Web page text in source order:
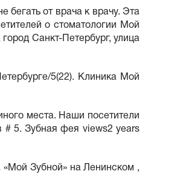
бегать от врача к врачу. Эта
о стоматологии Мой
Санкт-Петербург, улица
5(22). Клиника Мой
места. Наши посетители
# 5. Зубная фея views2 years
«Мой Зубной» на Ленинском ,